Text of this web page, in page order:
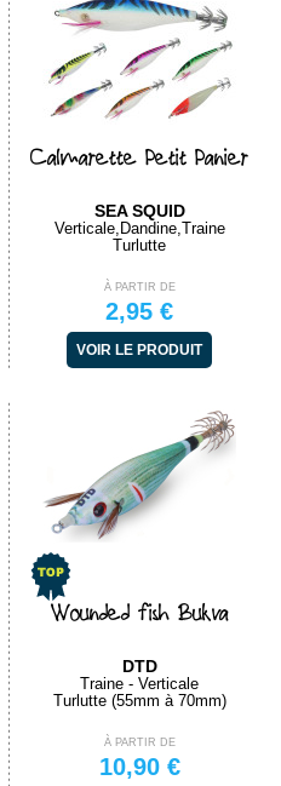
Calmarette Petit Panier
SEA SQUID
Verticale,Dandine,Traine
Turlutte
À PARTIR DE
2,95 €
VOIR LE PRODUIT
Wounded fish Bukva
DTD
Traine - Verticale
Turlutte (55mm à 70mm)
À PARTIR DE
10,90 €